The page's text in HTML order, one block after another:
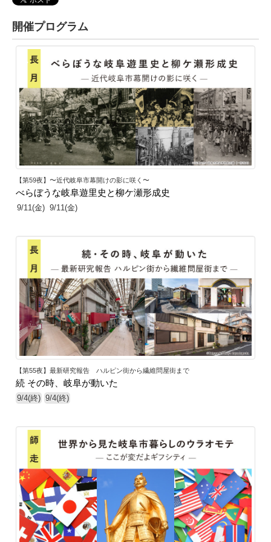
開催プログラム
1
【第59夜】〜近代岐阜市幕開けの影に咲く〜
べらぼうな岐阜遊里史と柳ケ瀬形成史
9/11(金) 9/11(金)
【第55夜】最新研究報告 ハルピン街から繊維問屋街まで
続 その時、岐阜が動いた
9/4(終) 9/4(終)